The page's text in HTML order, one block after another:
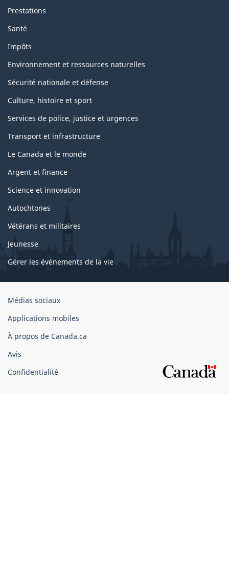
Prestations
Santé
Impôts
Environnement et ressources naturelles
Sécurité nationale et défense
Culture, histoire et sport
Services de police, justice et urgences
Transport et infrastructure
Le Canada et le monde
Argent et finance
Science et innovation
Autochtones
Vétérans et militaires
Jeunesse
Gérer les événements de la vie
Organisation
gouvernement
du
Canada
Médias sociaux
Applications mobiles
À propos de Canada.ca
Avis
Confidentialité